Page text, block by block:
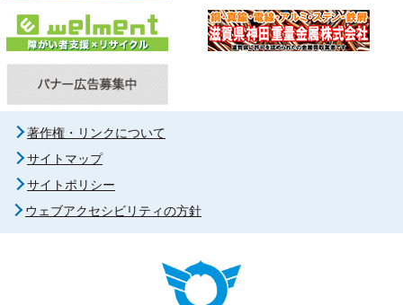
著作権・リンクについて
サイトマップ
サイトポリシー
ウェブアクセシビリティの方針